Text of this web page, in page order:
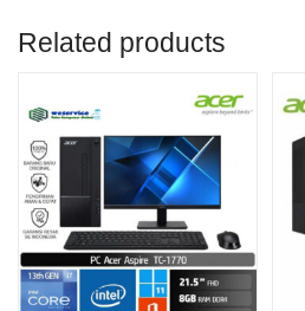
Related products